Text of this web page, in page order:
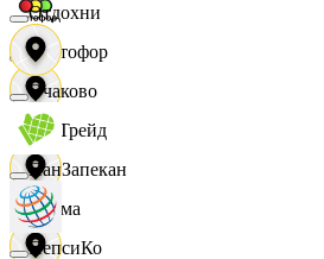
Светофор
СетТрейд
Сигма
Отдохни
Очаково
ПанЗапекан
ПепсиКо